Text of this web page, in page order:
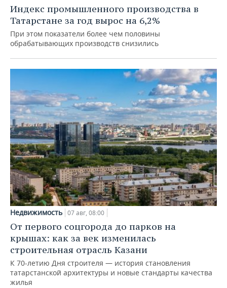
Индекс промышленного производства в
Татарстане за год вырос на 6,2%
При этом показатели более чем половины
обрабатывающих производств снизились
Недвижимость 07 авг, 08:00
От первого соцгорода до парков на
крышах: как за век изменилась
строительная отрасль Казани
К 70-летию Дня строителя — история становления
татарстанской архитектуры и новые стандарты качества
жилья